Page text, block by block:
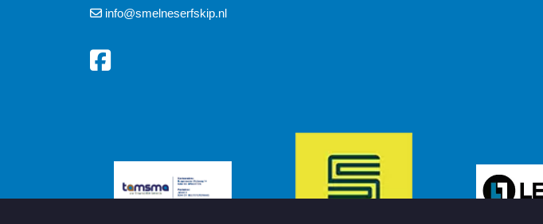
info@smelneserfskip.nl